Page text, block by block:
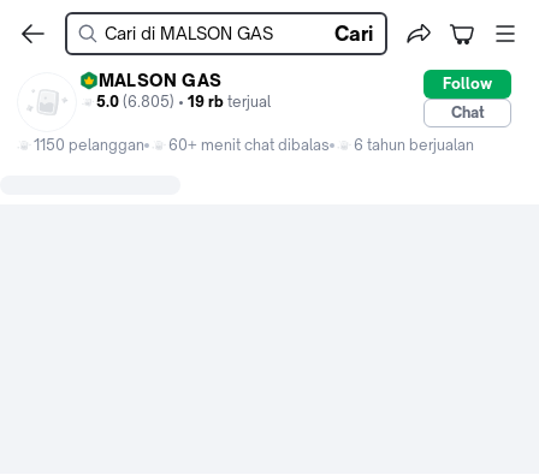
Cari
MALSON GAS
5.0 (6.805) • 19 rb terjual
Follow
Chat
1150 pelanggan
60+ menit chat dibalas 6 tahun berjualan